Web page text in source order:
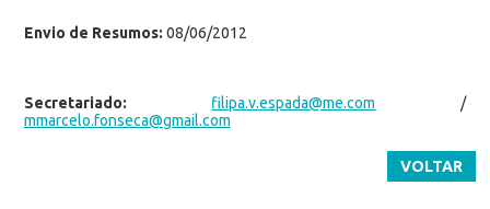
Envio de Resumos: 08/06/2012
Secretariado: filipa.v.espada@me.com /
mmarcelo.fonseca@gmail.com
VOLTAR